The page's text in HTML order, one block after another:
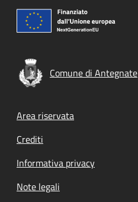
Comune di Antegnate
Footer menu
Area riservata
Crediti
Informativa privacy
Note legali